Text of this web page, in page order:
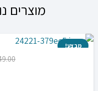
מוצרים
מבצע!